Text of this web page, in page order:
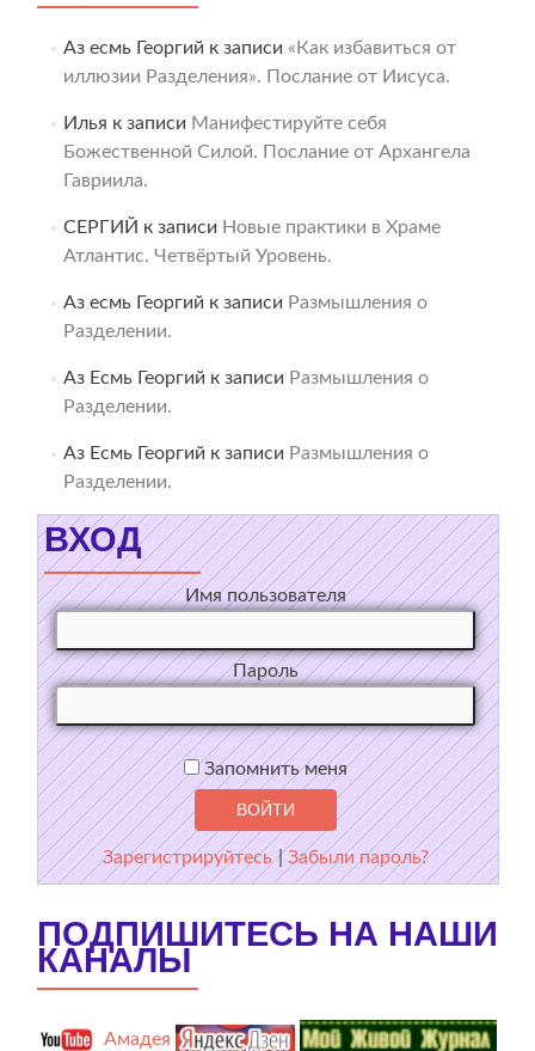
Аз есмь Георгий к записи «Как избавиться от
иллюзии Разделения». Послание от Иисуса.
Илья к записи Манифестируйте себя
Божественной Силой. Послание от Архангела
Гавриила.
СЕРГИЙ к записи Новые практики в Храме
Атлантис. Четвёртый Уровень.
Аз есмь Георгий к записи Размышления о
Разделении.
Аз Есмь Георгий к записи Размышления о
Разделении.
Аз Есмь Георгий к записи Размышления о
Разделении.
ВХОД
Имя пользователя
Пароль
Запомнить меня
Зарегистрируйтесь |Забыли пароль?
ПОДПИШИТЕСЬ НА НАШИ
КАНАЛЫ
Амадея